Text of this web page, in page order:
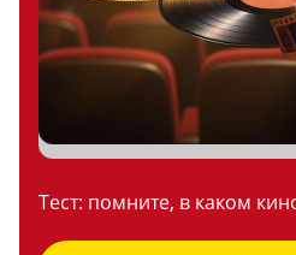
Тест: помните, в каком